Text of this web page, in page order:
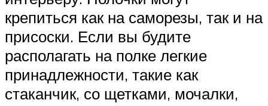
крепиться как на саморезы, так и на
присоски. Если вы будите
располагать на полке легкие
принадлежности, такие как
стаканчик, со щетками, мочалки,